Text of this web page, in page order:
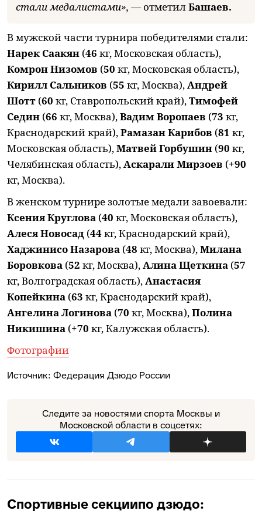
стали медалистами», —отметилБашаев.
В мужской части турнира победителями стали:
Нарек Саакян (46 кг, Московская область),
Комрон Низомов (50 кг, Московская область),
Кирилл Сальников (55 кг, Москва),Андрей
Шотт (60 кг, Ставропольский край),Тимофей
Седин (66 кг, Москва),Вадим Воропаев (73 кг,
Краснодарский край),Рамазан Карибов (81 кг,
Московская область),Матвей Горбушин (90 кг,
Челябинская область),Аскарали Мирзоев (+90
кг, Москва).
В женском турнире золотые медали завоевали:
Ксения Круглова (40 кг, Московская область),
Алеся Новосад (44кг, Краснодарский край),
Хаджинисо Назарова (48 кг, Москва),Милана
Боровкова (52 кг, Москва),Алина Щеткина (57
кг, Волгоградская область),Анастасия
Копейкина (63 кг, Краснодарский край),
Ангелина Логинова (70 кг, Москва),Полина
Никишина (+70 кг, Калужская область).
Фотографии
Источник: Федерация Дзюдо России
Следите за новостями спорта Москвы и
Московской области в соцсетях:
Спортивные секциипо дзюдо: